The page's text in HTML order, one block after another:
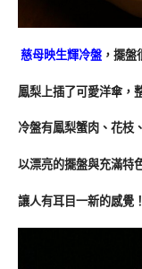
慈母映生輝冷盤 ，擺
鳳梨上插了可愛洋傘，
冷盤有鳳梨蟹肉、花枝
以漂亮的擺盤與充滿特
讓人有耳目一新的感覺！